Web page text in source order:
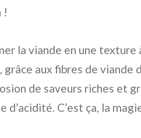
!
la viande en une texture
aux fibres de viande
de saveurs riches et
C’est ça, la